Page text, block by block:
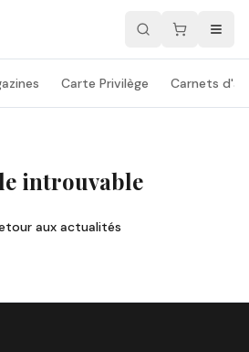
Carte Privilège Carnets
introuvable
aux actualités